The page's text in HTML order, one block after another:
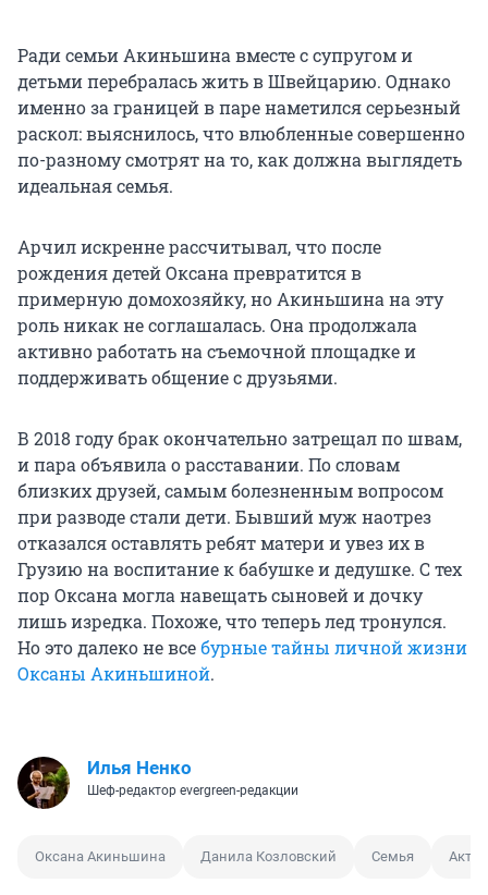
Ради семьи Акиньшина вместе с супругом и
детьми перебралась жить в Швейцарию. Однако
именно за границей в паре наметился серьезный
раскол: выяснилось, что влюбленные совершенно
по-разному смотрят на то, как должна выглядеть
идеальная семья.
Арчил искренне рассчитывал, что после
рождения детей Оксана превратится в
примерную домохозяйку, но Акиньшина на эту
роль никак не соглашалась. Она продолжала
активно работать на съемочной площадке и
поддерживать общение с друзьями.
В 2018 году брак окончательно затрещал по швам,
и пара объявила о расставании. По словам
близких друзей, самым болезненным вопросом
при разводе стали дети. Бывший муж наотрез
отказался оставлять ребят матери и увез их в
Грузию на воспитание к бабушке и дедушке. С тех
пор Оксана могла навещать сыновей и дочку
лишь изредка. Похоже, что теперь лед тронулся.
Но это далеко не всебурные тайны личной жизни
Оксаны Акиньшиной.
Илья Ненко
Шеф-редактор evergreen-редакции
Оксана Акиньшина Данила Козловский Семья